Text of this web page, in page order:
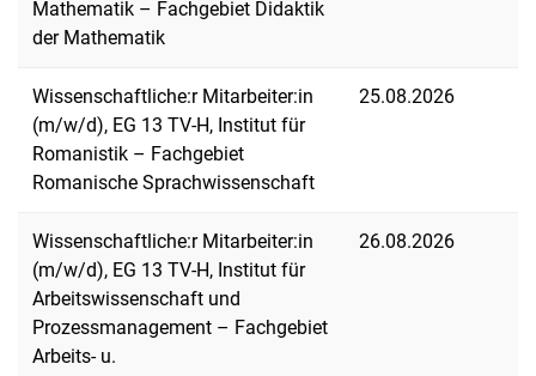
Mathematik – Fachgebiet Didaktik
der Mathematik
Wissenschaftliche:r Mitarbeiter:in
(m/w/d), EG 13 TV-H, Institut für
Romanistik – Fachgebiet
Romanische Sprachwissenschaft
25.08.2026
Wissenschaftliche:r Mitarbeiter:in
(m/w/d), EG 13 TV-H, Institut für
Arbeitswissenschaft und
Prozessmanagement – Fachgebiet
Arbeits- u.
26.08.2026